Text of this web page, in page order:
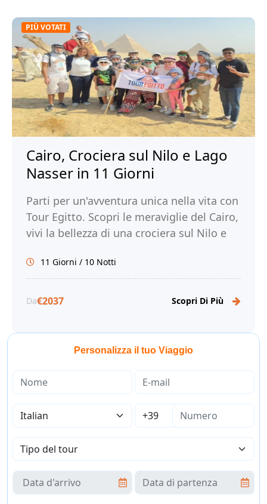
PIÙ VOTATI
Cairo, Crociera sul Nilo e Lago
Nasser in 11 Giorni
Parti per un'avventura unica nella vita con
Tour Egitto. Scopri le meraviglie del Cairo,
vivi la bellezza di una crociera sul Nilo e
storia e cultura dell'Egitto.
11 Giorni / 10 Notti
Da€2037 Scopri Di Più
Personalizza il tuo Viaggio